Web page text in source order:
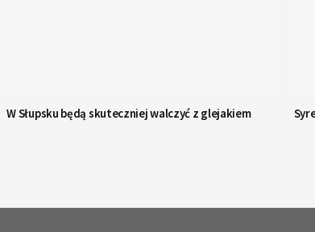
W Słupsku będą skuteczniej walczyć z glejakiem